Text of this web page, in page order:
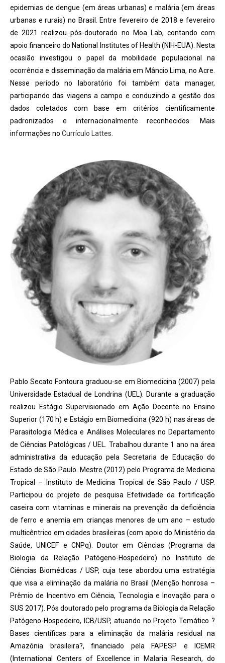
epidemias de dengue (em áreas urbanas) e malária (em áreas
urbanas e rurais) no Brasil. Entre fevereiro de 2018 e fevereiro
de 2021 realizou pós-doutorado no Moa Lab, contando com
apoio financeiro do National Institutes of Health (NIH-EUA). Nesta
ocasião investigou o papel da mobilidade populacional na
ocorrência e disseminação da malária em Mâncio Lima, no Acre.
Nesse período no laboratório foi também data manager,
participando das viagens a campo e conduzindo a gestão dos
dados coletados com base em critérios cientificamente
padronizados e internacionalmente reconhecidos. Mais
informações no Currículo Lattes
Pablo Secato Fontoura graduou-se em Biomedicina (2007) pela
Universidade Estadual de Londrina (UEL). Durante a graduação
realizou Estágio Supervisionado em Ação Docente no Ensino
Superior (170 h) e Estágio em Biomedicina (920 h) nas áreas de
Parasitologia Médica e Análises Moleculares no Departamento
de Ciências Patológicas / UEL. Trabalhou durante 1 ano na área
administrativa da educação pela Secretaria de Educação do
Estado de São Paulo. Mestre (2012) pelo Programa de Medicina
Tropical – Instituto de Medicina Tropical de São Paulo / USP.
Participou do projeto de pesquisa Efetividade da fortificação
caseira com vitaminas e minerais na prevenção da deficiência
de ferro e anemia em crianças menores de um ano – estudo
multicêntrico em cidades brasileiras (com apoio do Ministério da
Saúde, UNICEF e CNPq). Doutor em Ciências (Programa da
Biologia da Relação Patógeno-Hospedeiro) no Instituto de
Ciências Biomédicas / USP, cuja tese abordou uma estratégia
que visa a eliminação da malária no Brasil (Menção honrosa –
Prêmio de Incentivo em Ciência, Tecnologia e Inovação para o
SUS 2017). Pós doutorado pelo programa da Biologia da Relação
Patógeno-Hospedeiro, ICB/USP, atuando no Projeto Temático ?
Bases científicas para a eliminação da malária residual na
Amazônia brasileira?, financiado pela FAPESP e ICEMR
(International Centers of Excellence in Malaria Research, do